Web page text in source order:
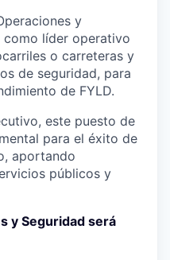
y
como líder operativo
o carreteras y
de seguridad, para
de FYLD.
este puesto de
para el éxito de
aportando
públicos y
y Seguridad será